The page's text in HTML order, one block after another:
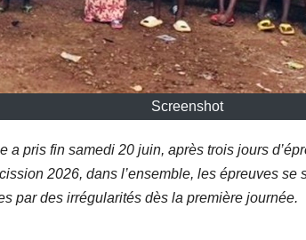
Screenshot
a pris fin samedi 20 juin, après trois jours
2026, dans l’ensemble, les épreuves se
par des irrégularités dès la première journée.